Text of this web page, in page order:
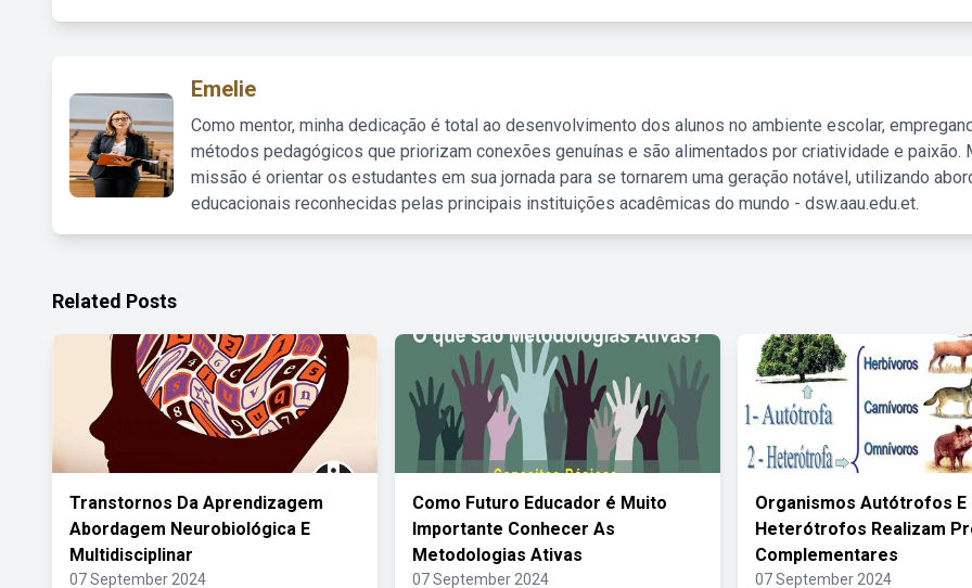
Emelie
Como mentor, minha dedicação é total ao desenvolvimento dos alunos no ambiente escolar,
métodos pedagógicos que priorizam conexões genuínas e são alimentados por criatividade e paixão.
missão é orientar os estudantes em sua jornada para se tornarem uma geração notável, utilizando
educacionais reconhecidas pelas principais instituições acadêmicas do mundo - dsw.aau.edu.et.
Related Posts
Transtornos Da Aprendizagem
Abordagem Neurobiológica E
Multidisciplinar
07 September 2024
Como Futuro Educador é Muito
Importante Conhecer As
Metodologias Ativas
07 September 2024
Organismos Autótrofos E
Heterótrofos Realizam
Complementares
07 September 2024